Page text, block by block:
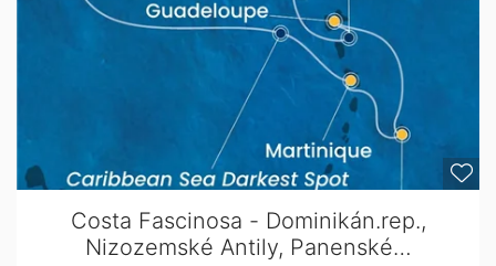
Costa Fascinosa - Dominikán.rep.,
Nizozemské Antily, Panenské…